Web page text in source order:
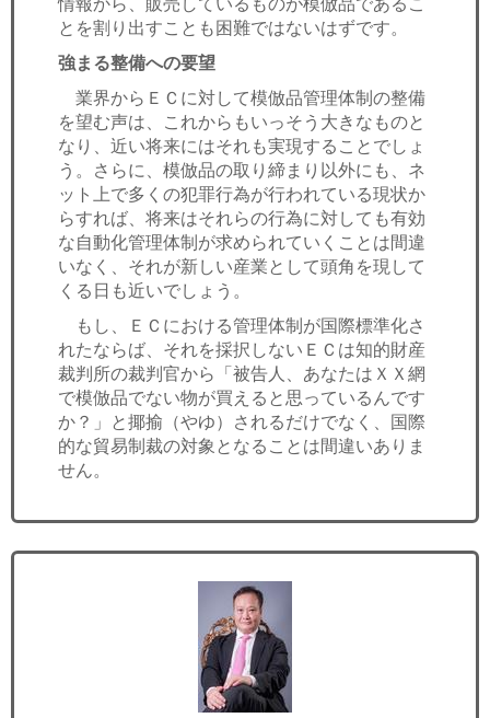
とを割り出すことも困難ではないはずです。
強まる整備への要望
業界からＥＣに対して模倣品管理体制の整備
を望む声は、これからもいっそう大きなものと
なり、近い将来にはそれも実現することでしょ
う。さらに、模倣品の取り締まり以外にも、ネ
ット上で多くの犯罪行為が行われている現状か
らすれば、将来はそれらの行為に対しても有効
な自動化管理体制が求められていくことは間違
いなく、それが新しい産業として頭角を現して
くる日も近いでしょう。
もし、ＥＣにおける管理体制が国際標準化さ
れたならば、それを採択しないＥＣは知的財産
裁判所の裁判官から「被告人、あなたはＸＸ網
で模倣品でない物が買えると思っているんです
か？」と揶揄（やゆ）されるだけでなく、国際
的な貿易制裁の対象となることは間違いありま
せん。